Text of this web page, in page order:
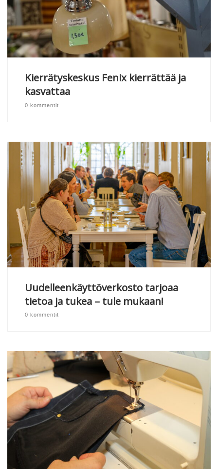
Kierrätyskeskus Fenix kierrättää ja
kasvattaa
0 kommentit
Uudelleenkäyttöverkosto tarjoaa
tietoa ja tukea – tule mukaan!
0 kommentit